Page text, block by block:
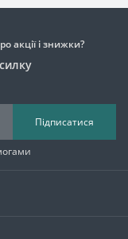
акції і знижки?
Підписатися